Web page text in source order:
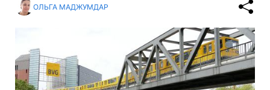
ОЛЬГА МАДЖУМДАР